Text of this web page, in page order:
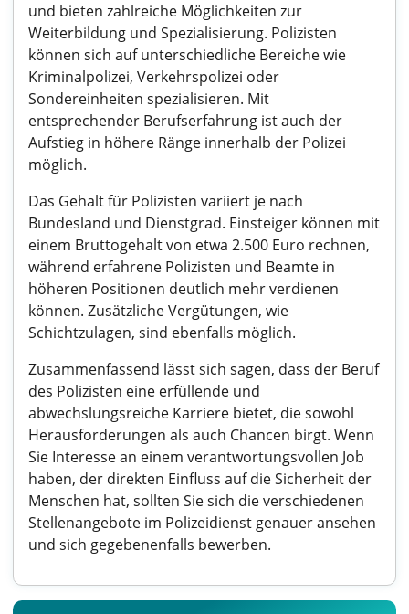
und bieten zahlreiche Möglichkeiten zur
Weiterbildung und Spezialisierung. Polizisten
können sich auf unterschiedliche Bereiche wie
Kriminalpolizei, Verkehrspolizei oder
Sondereinheiten spezialisieren. Mit
entsprechender Berufserfahrung ist auch der
Aufstieg in höhere Ränge innerhalb der Polizei
möglich.
Das Gehalt für Polizisten variiert je nach
Bundesland und Dienstgrad. Einsteiger können mit
einem Bruttogehalt von etwa 2.500 Euro rechnen,
während erfahrene Polizisten und Beamte in
höheren Positionen deutlich mehr verdienen
können. Zusätzliche Vergütungen, wie
Schichtzulagen, sind ebenfalls möglich.
Zusammenfassend lässt sich sagen, dass der Beruf
des Polizisten eine erfüllende und
abwechslungsreiche Karriere bietet, die sowohl
Herausforderungen als auch Chancen birgt. Wenn
Sie Interesse an einem verantwortungsvollen Job
haben, der direkten Einfluss auf die Sicherheit der
Menschen hat, sollten Sie sich die verschiedenen
Stellenangebote im Polizeidienst genauer ansehen
und sich gegebenenfalls bewerben.